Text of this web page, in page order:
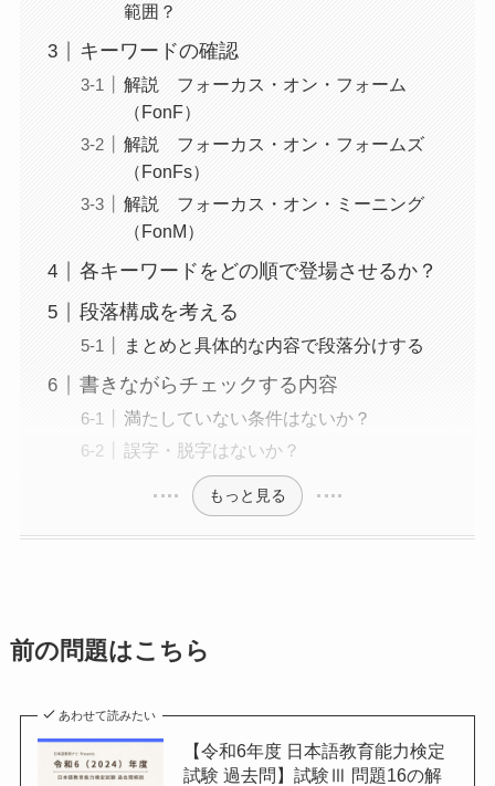
範囲？
キーワードの確認
解説 フォーカス・オン・フォーム
（FonF）
解説 フォーカス・オン・フォームズ
（FonFs）
解説 フォーカス・オン・ミーニング
（FonM）
各キーワードをどの順で登場させるか？
段落構成を考える
まとめと具体的な内容で段落分けする
書きながらチェックする内容
満たしていない条件はないか？
誤字・脱字はないか？
もっと見る
前の問題はこちら
あわせて読みたい
【令和6年度 日本語教育能力検定
試験 過去問】試験Ⅲ 問題16の解